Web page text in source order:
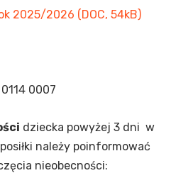
2025/2026 (DOC, 54kB)
0007
dziecka powyżej 3 dni w
należy poinformować
nieobecności: